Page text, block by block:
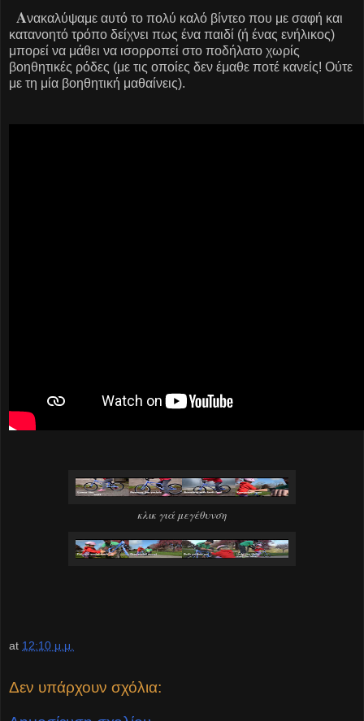
Ανακαλύψαμε αυτό το πολύ καλό βίντεο που με σαφή και
κατανοητό τρόπο δείχνει πως ένα παιδί (ή ένας ενήλικος)
μπορεί να μάθει να ισορροπεί στο ποδήλατο χωρίς
βοηθητικές ρόδες (με τις οποίες δεν έμαθε ποτέ κανείς! Ούτε
με τη μία βοηθητική μαθαίνεις).
κλικ γιά μεγέθυνση
at 12:10 μ.μ.
Δεν υπάρχουν σχόλια: